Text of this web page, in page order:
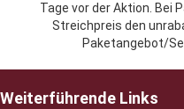
Tage vor der Aktion. Bei
Streichpreis den
Paketangebot/
Weiterführende Links